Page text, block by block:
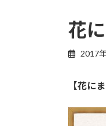
花
2017
【花に